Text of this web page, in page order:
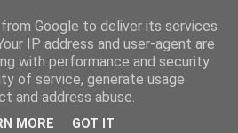
Google to deliver its services
IP address and user-agent are
with performance and security
of service, generate usage
and address abuse.
MORE GOT IT